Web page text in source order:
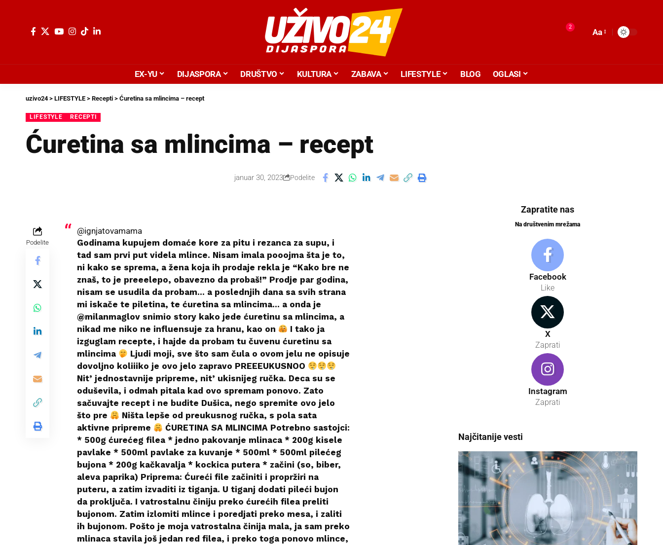
2
Aa
EX-YU DIJASPORA DRUŠTVO KULTURA ZABAVA LIFESTYLE BLOG OGLASI
uzivo24> LIFESTYLE > Recepti > Ćuretina sa mlincima – recept
LIFESTYLE RECEPTI
Ćuretina sa mlincima – recept
januar 30, 2023 Podelite
Podelite
@ignjatovamama
Godinama kupujem domaće kore za pitu i rezanca za supu, i
tad sam prvi put videla mlince. Nisam imala pooojma šta je to,
ni kako se sprema, a žena koja ih prodaje rekla je “Kako bre ne
znaš, to je preeelepo, obavezno da probaš!” Prodje par godina,
nisam se usudila da probam… a poslednjih dana sa svih strana
mi iskače te piletina, te ćuretina sa mlincima… a onda je
@milanmaglov snimio story kako jede ćuretinu sa mlincima, a
nikad me niko ne influensuje za hranu, kao on
I tako ja
izguglam recepte, i hajde da probam tu čuvenu ćuretinu sa
mlincima
Ljudi moji, sve što sam čula o ovom jelu ne opisuje
dovoljno koliiiko je ovo jelo zapravo PREEEUKUSNOO
Nit’ jednostavnije pripreme, nit’ ukisnijeg ručka. Deca su se
oduševila, i odmah pitala kad ovo spremam ponovo. Zato
sačuvajte recept i ne budite Dušica, nego spremite ovo jelo
što pre
Ništa lepše od preukusnog ručka, s pola sata
aktivne pripreme
ĆURETINA SA MLINCIMA Potrebno sastojci:
* 500g ćurećeg filea * jedno pakovanje mlinaca * 200g kisele
pavlake * 500ml pavlake za kuvanje * 500ml * 500ml pilećeg
bujona * 200g kačkavalja * kockica putera * začini (so, biber,
aleva paprika) Priprema: Ćureći file začiniti i propržiri na
puteru, a zatim izvaditi iz tiganja. U tiganj dodati pileći bujon
da proključa. I vatrostalnu činiju preko ćurećih filea preliti
bujonom. Zatim izlomiti mlince i poredjati preko mesa, i zaliti
ih bujonom. Pošto je moja vatrostalna činija mala, ja sam preko
mlinaca stavila još jedan red filea, i preko toga ponovo mlince,
Zapratite nas
Na društvenim mrežama
Facebook
Like
X
Zaprati
Instagram
Zaprati
Najčitanije vesti